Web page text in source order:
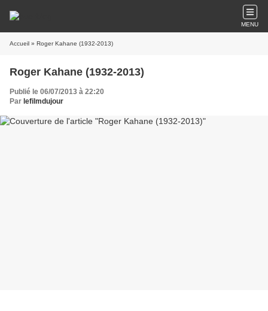
MENU
Accueil » Roger Kahane (1932-2013)
Roger Kahane (1932-2013)
Publié le 06/07/2013 à 22:20
Par lefilmdujour